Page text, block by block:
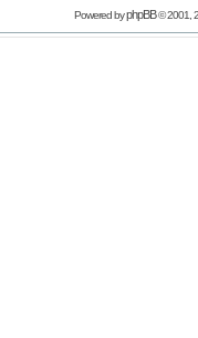
Powered byphpBB© 2001,